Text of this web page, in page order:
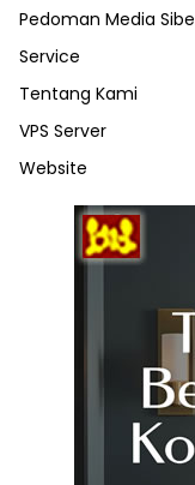
Pedoman Media
Service
Tentang Kami
VPS Server
Website